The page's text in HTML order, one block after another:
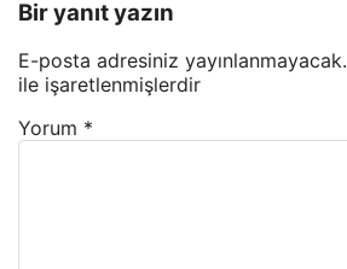
Bir yanıt yazın
E-posta adresiniz yayınlanmayacak.
ile işaretlenmişlerdir
Yorum *